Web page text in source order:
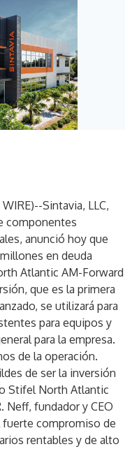
WIRE)--Sintavia, LLC,
componentes
anunció hoy que
en deuda
Atlantic AM-Forward
que es la primera
se utilizará para
para equipos y
para la empresa.
de la operación.
de ser la inversión
Stifel North Atlantic
Neff, fundador y CEO
fuerte compromiso de
rentables y de alto